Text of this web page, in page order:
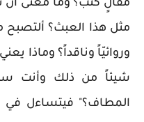
مقالٍ كُتب؟ وما معنى أن
مثل هذا العبث؟ ألتصبح
وروائيّاً وناقداً؟ وماذا
شيئاً من ذلك وأنت
المطاف؟" فيتساءل في